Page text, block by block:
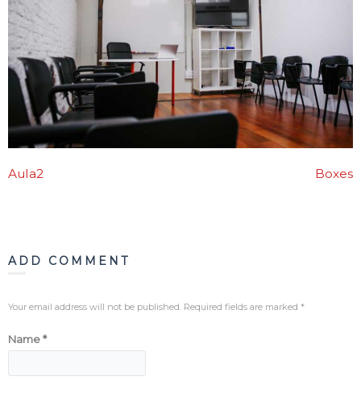
Aula2 Boxes
ADD COMMENT
Your email address will not be published. Required fields are marked *
Name*
Blog
Contacto